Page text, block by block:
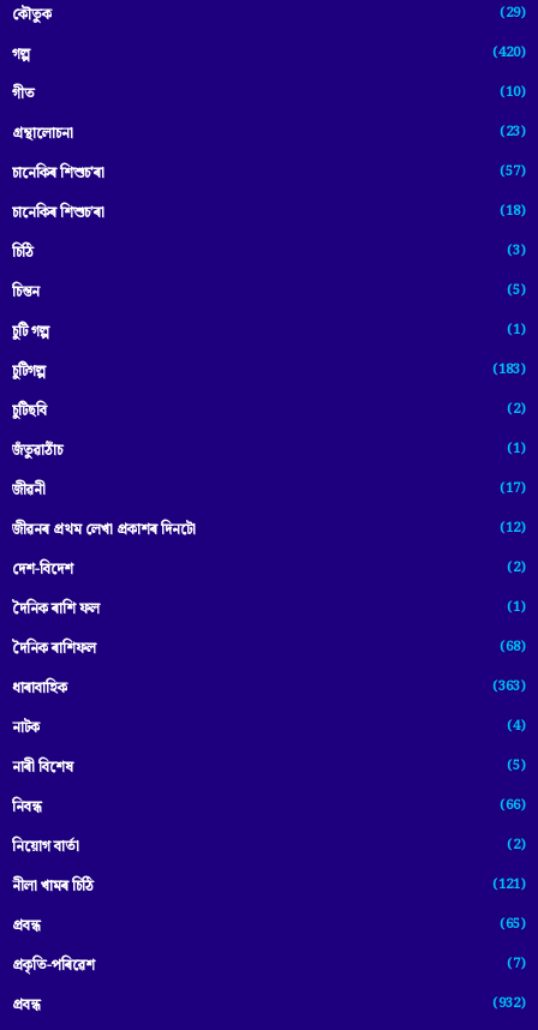
কৌতুক (29)
গল্প (420)
গীত (10)
গ্ৰন্থালোচনা (23)
চানেকিৰ শিশুচ'ৰা (57)
চানেকিৰ শিশুচ’ৰা (18)
চিঠি (3)
চিন্তন (5)
চুটি গল্প (1)
চুটিগল্প (183)
চুটিছবি (2)
জঁতুৱাঠাঁচ (1)
জীৱনী (17)
জীৱনৰ প্ৰথম লেখা প্ৰকাশৰ দিনটো (12)
দেশ-বিদেশ (2)
দৈনিক ৰাশি ফল (1)
দৈনিক ৰাশিফল (68)
ধাৰাবাহিক (363)
নাটক (4)
নাৰী বিশেষ (5)
নিবন্ধ (66)
নিয়োগ বাৰ্তা (2)
নীলা খামৰ চিঠি (121)
প্রবন্ধ (65)
প্ৰকৃতি-পৰিৱেশ (7)
প্ৰবন্ধ (932)